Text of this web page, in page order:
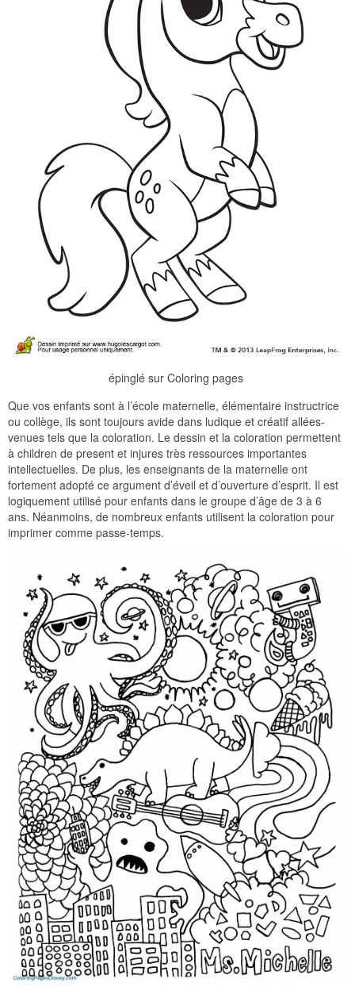
épinglé sur Coloring pages
Que vos enfants sont à l’école maternelle, élémentaire instructrice
ou collège, ils sont toujours avide dans ludique et créatif allées-
venues tels que la coloration. Le dessin et la coloration permettent
à children de present et injures très ressources importantes
intellectuelles. De plus, les enseignants de la maternelle ont
fortement adopté ce argument d’éveil et d’ouverture d’esprit. Il est
logiquement utilisé pour enfants dans le groupe d’âge de 3 à 6
ans. Néanmoins, de nombreux enfants utilisent la coloration pour
imprimer comme passe-temps.